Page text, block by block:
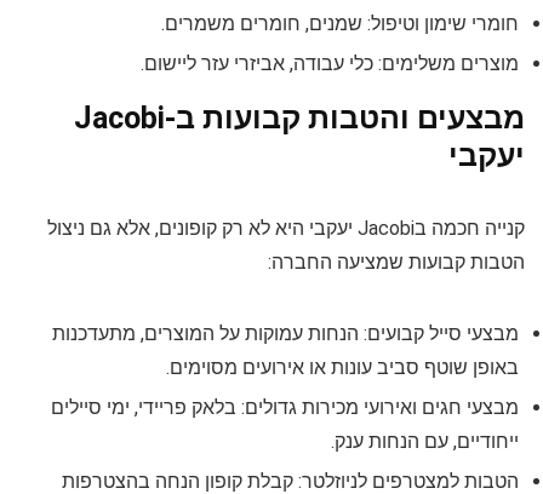
חומרי שימון וטיפול: שמנים, חומרים משמרים.
מוצרים משלימים: כלי עבודה, אביזרי עזר ליישום.
מבצעים והטבות קבועות ב-Jacobi
יעקבי
קנייה חכמה בJacobi יעקבי היא לא רק קופונים, אלא גם ניצול
הטבות קבועות שמציעה החברה:
מבצעי סייל קבועים: הנחות עמוקות על המוצרים, מתעדכנות
באופן שוטף סביב עונות או אירועים מסוימים.
מבצעי חגים ואירועי מכירות גדולים: בלאק פריידי, ימי סיילים
ייחודיים, עם הנחות ענק.
הטבות למצטרפים לניוזלטר: קבלת קופון הנחה בהצטרפות